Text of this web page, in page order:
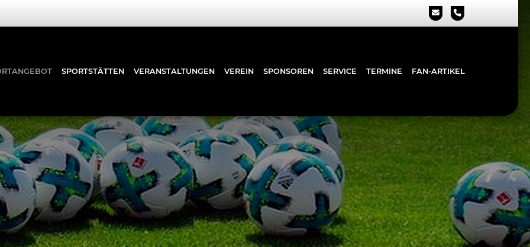
SPORTSTÄTTEN VERANSTALTUNGEN VEREIN SPONSOREN SERVICE TERMINE FAN-ARTIKEL